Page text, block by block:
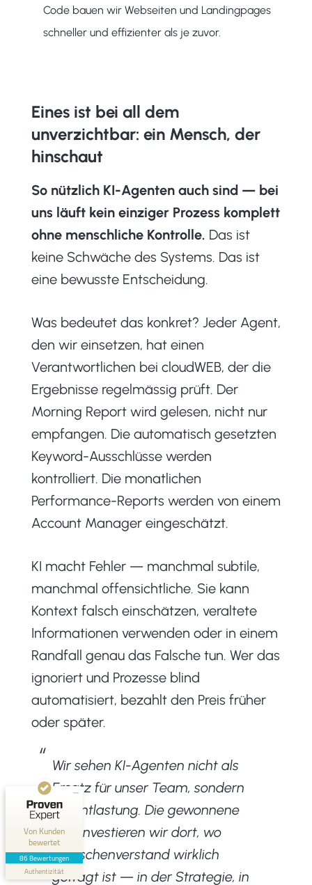
Code bauen wir Webseiten und Landingpages
schneller und effizienter als je zuvor.
Eines ist bei all dem
unverzichtbar: ein Mensch, der
hinschaut
So nützlich KI-Agenten auch sind — bei
uns läuft kein einziger Prozess komplett
ohne menschliche Kontrolle. Das ist
keine Schwäche des Systems. Das ist
eine bewusste Entscheidung.
Was bedeutet das konkret? Jeder Agent,
den wir einsetzen, hat einen
Verantwortlichen bei cloudWEB, der die
Ergebnisse regelmässig prüft. Der
Morning Report wird gelesen, nicht nur
empfangen. Die automatisch gesetzten
Keyword-Ausschlüsse werden
kontrolliert. Die monatlichen
Performance-Reports werden von einem
Account Manager eingeschätzt.
KI macht Fehler — manchmal subtile,
manchmal offensichtliche. Sie kann
Kontext falsch einschätzen, veraltete
Informationen verwenden oder in einem
Randfall genau das Falsche tun. Wer das
ignoriert und Prozesse blind
automatisiert, bezahlt den Preis früher
oder später.
Wir sehen KI-Agenten nicht als
Ersatz für unser Team, sondern
als Entlastung. Die gewonnene
Zeit investieren wir dort, wo
Menschenverstand wirklich
gefragt ist — in der Strategie, in
Von Kunden
bewertet
86 Bewertungen
Authentizität
cloudWEB - digitale medien
ProvenExpert.com
SEHR GUT
4,95 / 5,00
33
Bewertungen auf
53
Bewertungen von 2
anderen Quellen
Blick aufs ProvenExpert-Profil werfen
31.7.2026